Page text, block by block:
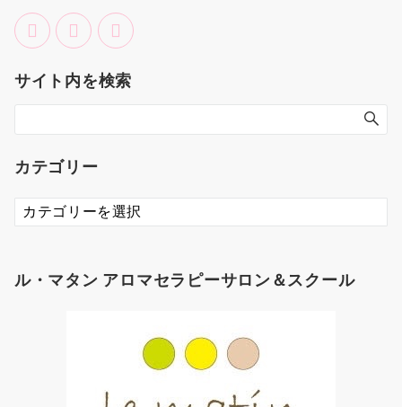
サイト内を検索
カテゴリー
カ
テ
ー
ル・マタン アロマセラピーサロン＆スクール